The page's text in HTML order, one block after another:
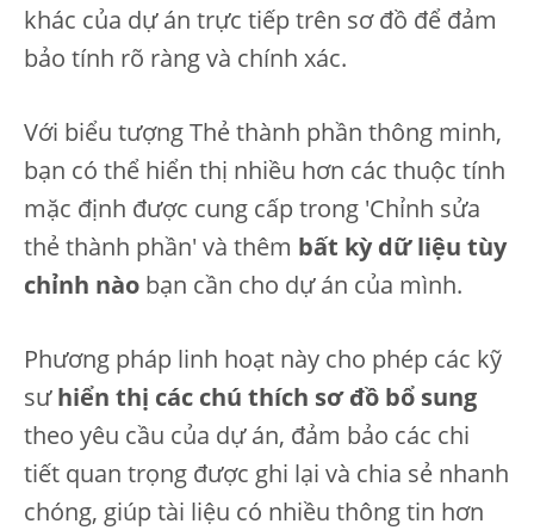
khác của dự án trực tiếp trên sơ đồ để đảm
bảo tính rõ ràng và chính xác.
Với biểu tượng Thẻ thành phần thông minh,
bạn có thể hiển thị nhiều hơn các thuộc tính
mặc định được cung cấp trong 'Chỉnh sửa
thẻ thành phần' và thêm bất kỳ dữ liệu tùy
chỉnh nào bạn cần cho dự án của mình.
Phương pháp linh hoạt này cho phép các kỹ
sưhiển thị các chú thích sơ đồ bổ sung
theo yêu cầu của dự án, đảm bảo các chi
tiết quan trọng được ghi lại và chia sẻ nhanh
chóng, giúp tài liệu có nhiều thông tin hơn